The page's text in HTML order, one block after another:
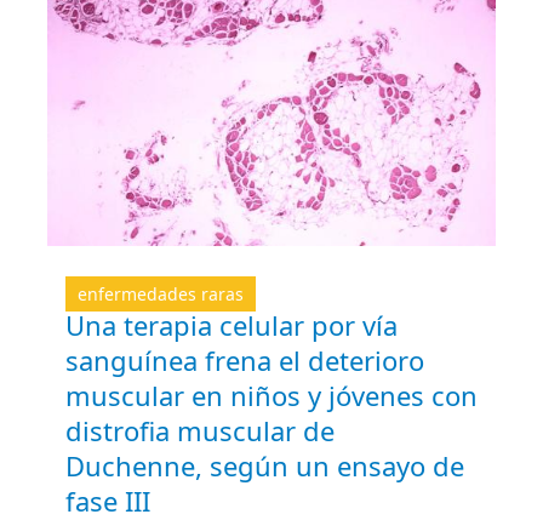
enfermedades raras
Una terapia celular por vía
sanguínea frena el deterioro
muscular en niños y jóvenes con
distrofia muscular de
Duchenne, según un ensayo de
fase III